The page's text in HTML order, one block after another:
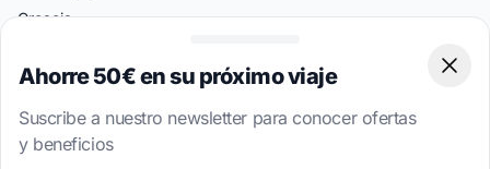
Croacia
Italia
Turquía
Bahamas
Ahorre 50€ en su próximo viaje
Suscribe a nuestro newsletter para conocer ofertas
y beneficios